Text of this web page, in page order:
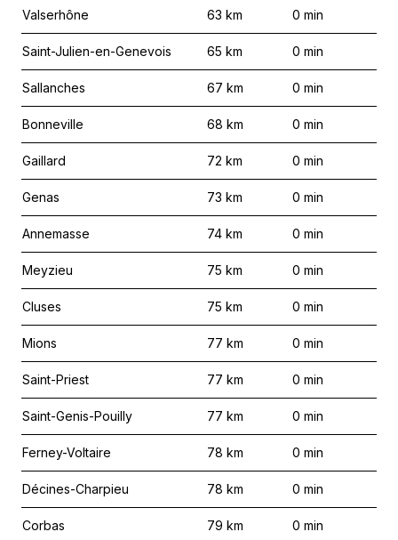
Valserhône 63 km 0 min
Saint-Julien-en-Genevois 65 km 0 min
Sallanches 67 km 0 min
Bonneville 68 km 0 min
Gaillard 72 km 0 min
Genas 73 km 0 min
Annemasse 74 km 0 min
Meyzieu 75 km 0 min
Cluses 75 km 0 min
Mions 77 km 0 min
Saint-Priest 77 km 0 min
Saint-Genis-Pouilly 77 km 0 min
Ferney-Voltaire 78 km 0 min
Décines-Charpieu 78 km 0 min
Corbas 79 km 0 min